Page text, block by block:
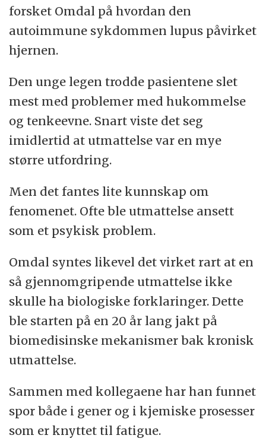
forsket Omdal på hvordan den
autoimmune sykdommen lupus påvirket
hjernen.
Den unge legen trodde pasientene slet
mest med problemer med hukommelse
og tenkeevne. Snart viste det seg
imidlertid at utmattelse var en mye
større utfordring.
Men det fantes lite kunnskap om
fenomenet. Ofte ble utmattelse ansett
som et psykisk problem.
Omdal syntes likevel det virket rart at en
så gjennomgripende utmattelse ikke
skulle ha biologiske forklaringer. Dette
ble starten på en 20 år lang jakt på
biomedisinske mekanismer bak kronisk
utmattelse.
Sammen med kollegaene har han funnet
spor både i gener og i kjemiske prosesser
som er knyttet til fatigue.